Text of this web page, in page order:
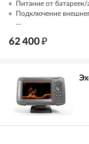
Питание от
Подключение
...
62 400₽